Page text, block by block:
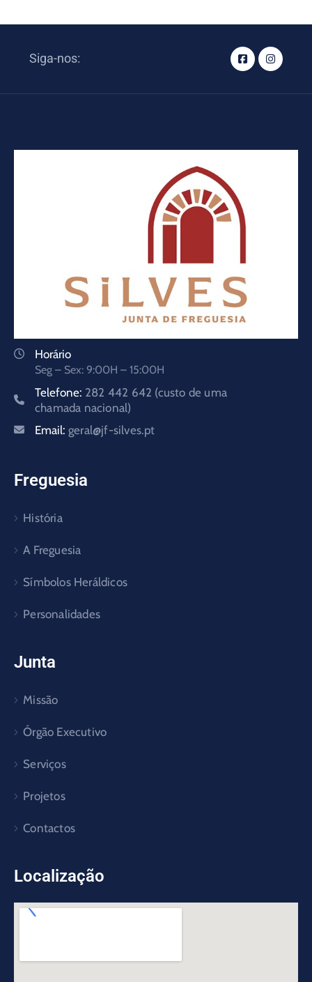
Siga-nos:
Horário
Seg – Sex: 9:00H – 15:00H
Telefone: 282 442 642 (custo de uma
chamada nacional)
Email: geral@jf-silves.pt
Freguesia
História
A Freguesia
Símbolos Heráldicos
Personalidades
Junta
Missão
Órgão Executivo
Serviços
Projetos
Contactos
Localização